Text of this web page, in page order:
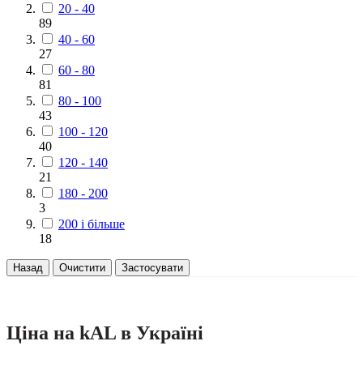
20 - 40
89
40 - 60
27
60 - 80
81
80 - 100
43
100 - 120
40
120 - 140
21
180 - 200
3
200 і більше
18
Назад Очистити Застосувати
Ціна на kAL в Україні